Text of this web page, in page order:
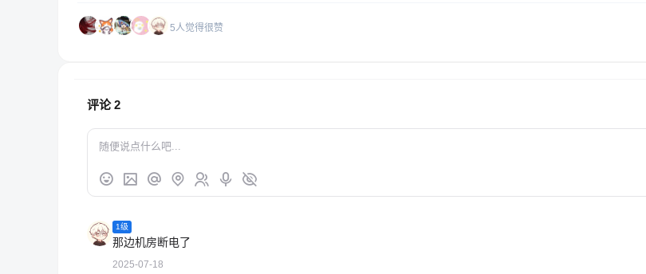
5人觉得很赞
评论2
1级
那边机房断电了
2025-07-18